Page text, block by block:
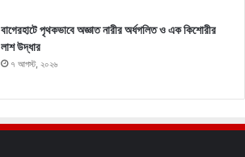
বাগেরহাটে পৃথকভাবে অজ্ঞাত নারীর অর্ধগলিত ও এক কিশোরীর
লাশ উদ্ধার
৭ আগস্ট, ২০২৬